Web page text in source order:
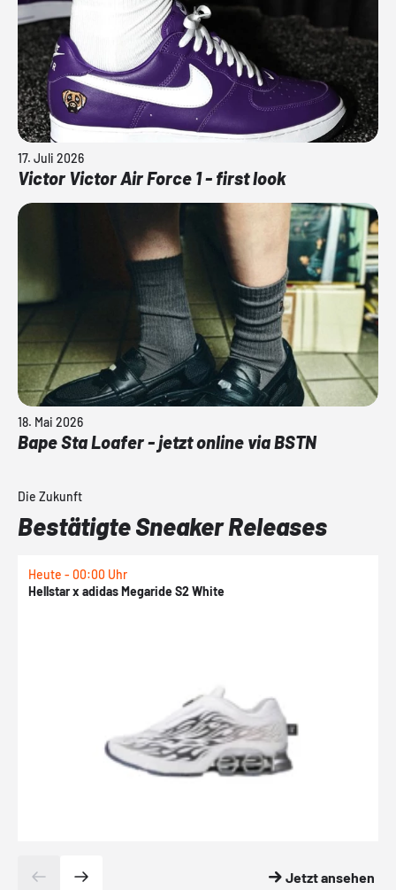
17. Juli 2026
Victor Victor Air Force 1 - first look
18. Mai 2026
Bape Sta Loafer - jetzt online via BSTN
Die Zukunft
Bestätigte Sneaker Releases
Heute - 00:00 Uhr
Hellstar x adidas Megaride S2 White
Jetzt ansehen